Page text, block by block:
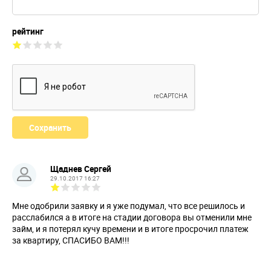
рейтинг
Щаднев Сергей
29.10.2017 16:27
Мне одобрили заявку и я уже подумал, что все решилось и
расслабился а в итоге на стадии договора вы отменили мне
займ, и я потерял кучу времени и в итоге просрочил платеж
за квартиру, СПАСИБО ВАМ!!!